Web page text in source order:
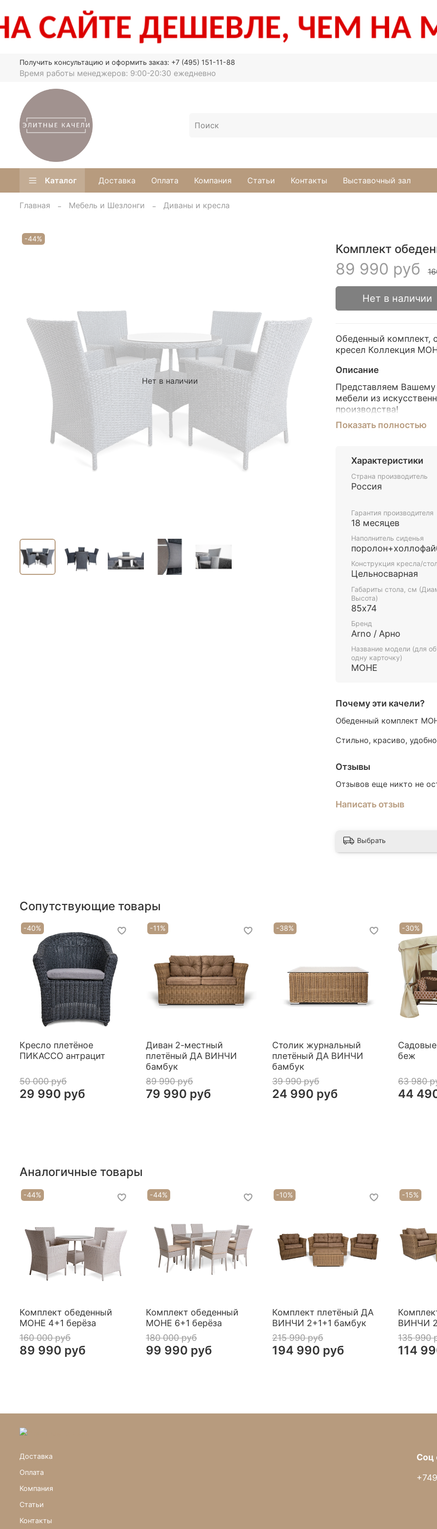
Время работы менеджеров: 9:00-20:30 ежедневно
Получить консультацию и оформить заказ: +7 (495) 151-11-88
Каталог Доставка Оплата Компания Статьи Контакты Выставочный зал
Главная Мебель и Шезлонги Диваны и кресла
Нет в наличии
-44%
Комплект
89 990 руб
Нет в наличии
Обеденный комплект,
кресел Коллекция
Описание
Представляем
мебели из
производства!
Комплекты из
интерьерах, так и в
ресторанов, а так же
По внешнему виду
современным
ряд преимуществ,
перепадам
боится влаги,
При разработке
поэтому кресла и
характеристики для
СЕРИЯ МОНЕ
АДРЕСУ: Г. МЫТИЩИ,
Плетение
Плетение выполнено
Мягкое сиденье
Показать полностью
Характеристики
Страна производитель
Россия
Гарантия производителя
18 месяцев
Наполнитель сиденья
Конструкция кресла/
Цельносварная
Габариты стола, см
Высота)
85х74
Бренд
Arno / Арно
Название модели (для
одну карточку)
МОНЕ
Почему эти качели?
Обеденный комплект
Стильно, красиво,
Отзывы
Отзывов еще никто не
Написать отзыв
Выбрать
Сопутствующие товары
-40%
Кресло плетёное
ПИКАССО антрацит
50 000 руб
29 990 руб
-11%
Диван 2-местный
плетёный ДА ВИНЧИ
бамбук
89 990 руб
79 990 руб
-38%
Столик журнальный
плетёный ДА ВИНЧИ
бамбук
39 990 руб
24 990 руб
-30%
беж
63 980
44
Аналогичные товары
-44%
Комплект обеденный
МОНЕ 4+1 берёза
160 000 руб
89 990 руб
-44%
Комплект обеденный
МОНЕ 6+1 берёза
180 000 руб
99 990 руб
-10%
Комплект плетёный ДА
ВИНЧИ 2+1+1 бамбук
215 990 руб
194 990 руб
-15%
ВИНЧИ
135 990
114
Доставка
Оплата
Компания
Статьи
Контакты
Соц